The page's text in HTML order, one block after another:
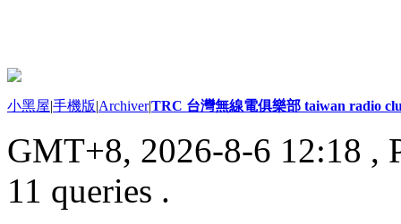
小黑屋|手機版|Archiver|TRC 台灣無線電俱樂部 taiwan radio
GMT+8, 2026-8-6 12:18 ,
11 queries .